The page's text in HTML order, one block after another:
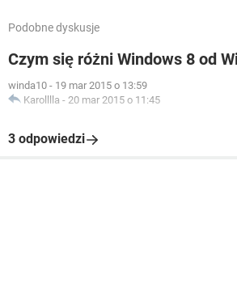
Podobne dyskusje
Czym się różni Windows 8 od
winda10 - 19 mar 2015 o 13:59
Karolllla - 20 mar 2015 o 11:45
3 odpowiedzi